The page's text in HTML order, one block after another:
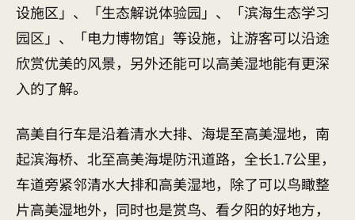
设施区」、「生态解说体验园」、「滨海生态学习
园区」、「电力博物馆」等设施，让游客可以沿途
欣赏优美的风景，另外还能可以高美湿地能有更深
入的了解。
高美自行车是沿着清水大排、海堤至高美湿地，南
起滨海桥、北至高美海堤防汛道路，全长1.7公里，
车道旁紧邻清水大排和高美湿地，除了可以鸟瞰整
片高美湿地外，同时也是赏鸟、看夕阳的好地方，